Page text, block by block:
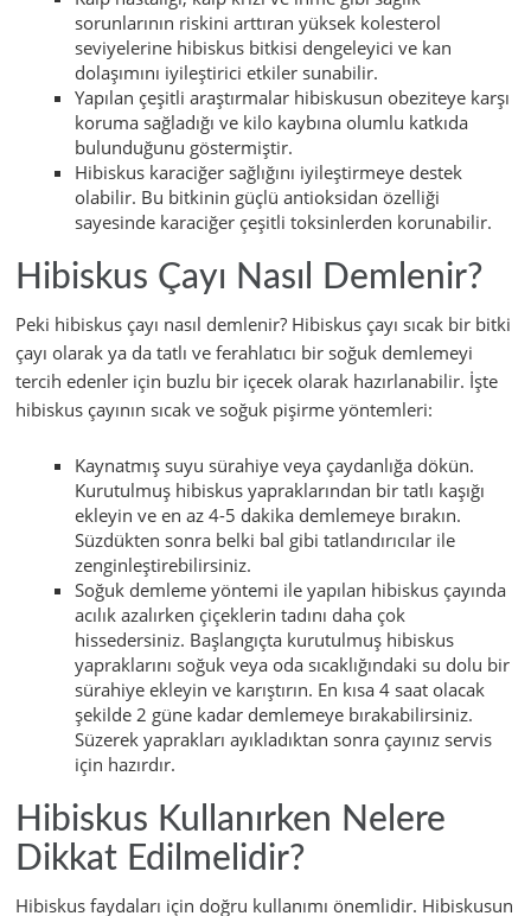
sorunlarının riskini arttıran yüksek kolesterol
seviyelerine hibiskus bitkisi dengeleyici ve kan
dolaşımını iyileştirici etkiler sunabilir.
Yapılan çeşitli araştırmalar hibiskusun obeziteye karşı
koruma sağladığı ve kilo kaybına olumlu katkıda
bulunduğunu göstermiştir.
Hibiskus karaciğer sağlığını iyileştirmeye destek
olabilir. Bu bitkinin güçlü antioksidan özelliği
sayesinde karaciğer çeşitli toksinlerden korunabilir.
Hibiskus Çayı Nasıl Demlenir?
Peki hibiskus çayı nasıl demlenir? Hibiskus çayı sıcak bir bitki
çayı olarak ya da tatlı ve ferahlatıcı bir soğuk demlemeyi
tercih edenler için buzlu bir içecek olarak hazırlanabilir. İşte
hibiskus çayının sıcak ve soğuk pişirme yöntemleri:
Kaynatmış suyu sürahiye veya çaydanlığa dökün.
Kurutulmuş hibiskus yapraklarından bir tatlı kaşığı
ekleyin ve en az 4-5 dakika demlemeye bırakın.
Süzdükten sonra belki bal gibi tatlandırıcılar ile
zenginleştirebilirsiniz.
Soğuk demleme yöntemi ile yapılan hibiskus çayında
acılık azalırken çiçeklerin tadını daha çok
hissedersiniz. Başlangıçta kurutulmuş hibiskus
yapraklarını soğuk veya oda sıcaklığındaki su dolu bir
sürahiye ekleyin ve karıştırın. En kısa 4 saat olacak
şekilde 2 güne kadar demlemeye bırakabilirsiniz.
Süzerek yaprakları ayıkladıktan sonra çayınız servis
için hazırdır.
Hibiskus Kullanırken Nelere
Dikkat Edilmelidir?
Hibiskus faydaları için doğru kullanımı önemlidir. Hibiskusun